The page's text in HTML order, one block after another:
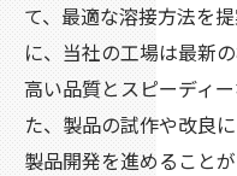
て、最適な溶接方法を
に、当社の工場は最新
高い品質とスピーディ
た、製品の試作や改良
製品開発を進めること